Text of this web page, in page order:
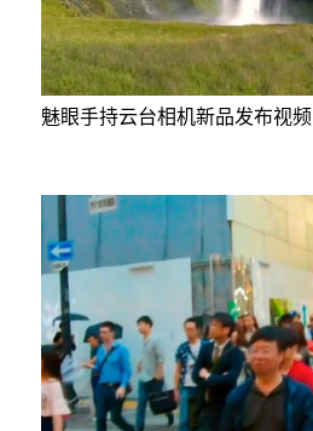
魅眼手持云台相机新品发布视频